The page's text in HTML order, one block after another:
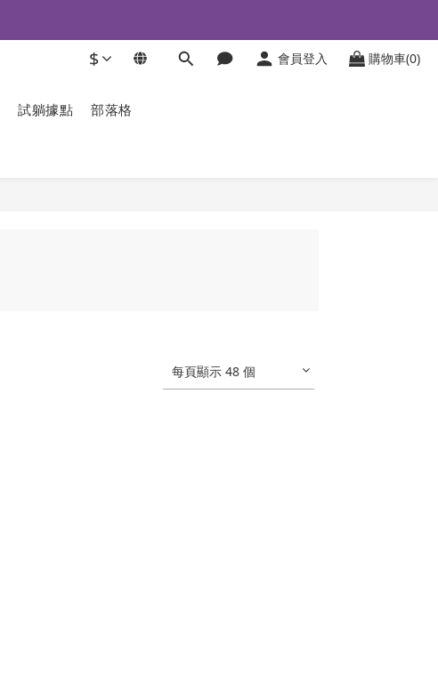
$ 會員登入 購物車(0)
試躺據點 部落格
每頁顯示 48 個